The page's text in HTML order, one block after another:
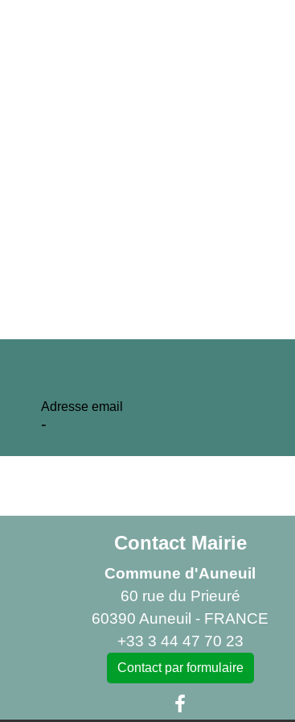
Adresse email
-
Contact Mairie
Commune d'Auneuil
60 rue du Prieuré
60390 Auneuil - FRANCE
+33 3 44 47 70 23
Contact par formulaire